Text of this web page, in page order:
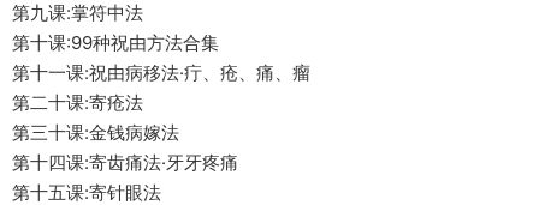
第九课:掌符中‬法
第十课:99种祝由方法合集
第十一课:祝由病移‬法·疔、疮、痛、瘤
第二十‬课:寄疮法
第三十‬课:金钱病嫁‬法
第十四课:寄齿痛法·牙牙疼‬痛
第十五课:寄针眼法